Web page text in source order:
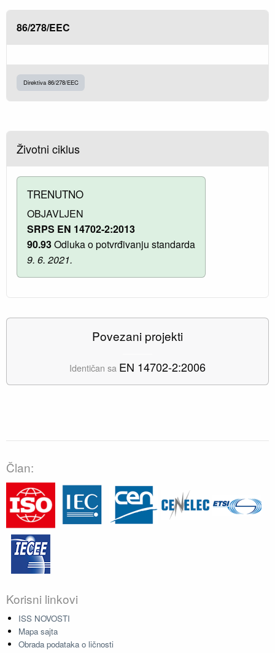
86/278/EEC
Direktiva 86/278/EEC
Životni ciklus
TRENUTNO
OBJAVLJEN
SRPS EN 14702-2:2013
90.93Odluka o potvrđivanju standarda
9. 6. 2021.
Povezani projekti
Identičan sa EN 14702-2:2006
Član:
Korisni linkovi
ISS NOVOSTI
Mapa sajta
Obrada podataka o ličnosti